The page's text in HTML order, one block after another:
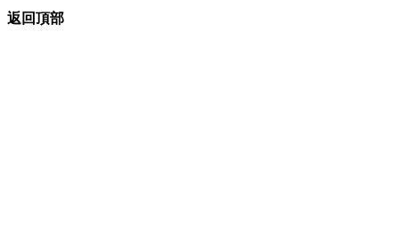
返回頂部